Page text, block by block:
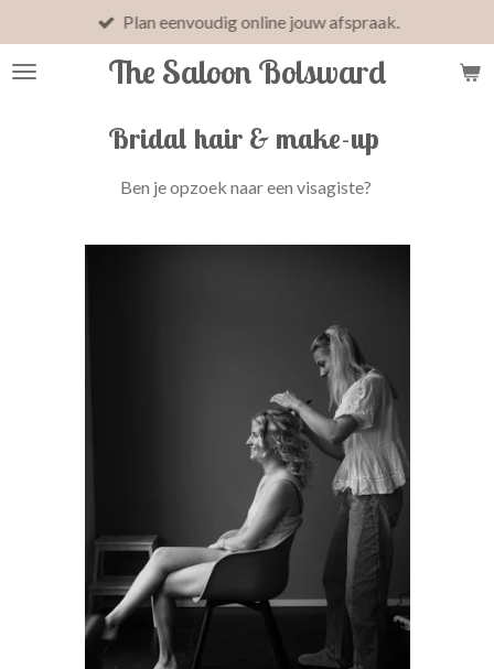
direct
naar
hoofdinhoud
The Saloon Bolsward
Plan eenvoudig online jouw afspraak.
Bridal hair & make-up
Ben je opzoek naar een visagiste?